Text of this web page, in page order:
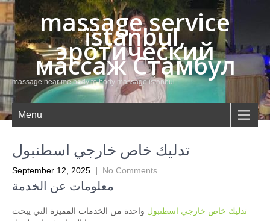
massage service
istanbul,
эротический
массаж Стамбул
massage near me,body to body massage istanbul
Menu
تدليك خاص خارجي اسطنبول
September 12, 2025 | No Comments
معلومات عن الخدمة
تدليك خاص خارجي اسطنبول واحدة من الخدمات المميزة التي يبحث